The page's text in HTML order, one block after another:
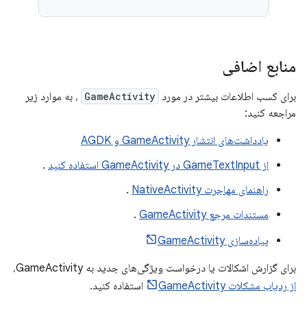
منابع اضافی
برای کسب اطلاعات بیشتر در مورد GameActivity ، به موارد زیر
مراجعه کنید:
یادداشت‌های انتشار GameActivity و AGDK
از GameTextInput در GameActivity استفاده کنید
.
راهنمای مهاجرت NativeActivity
.
مستندات مرجع GameActivity
.
پیاده‌سازی GameActivity
برای گزارش اشکالات یا درخواست ویژگی‌های جدید به GameActivity،
از ردیاب مشکلات GameActivity
استفاده کنید.